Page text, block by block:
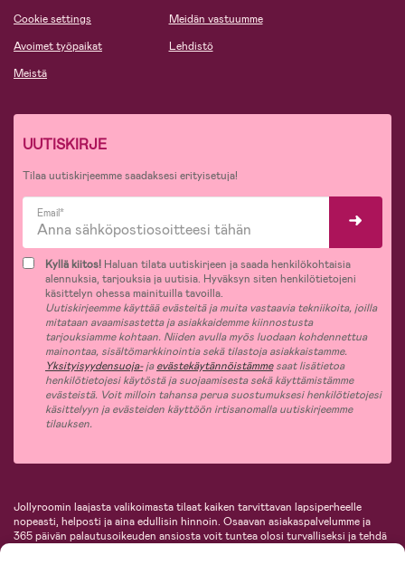
Cookie settings
Avoimet työpaikat
Meistä
Meidän vastuumme
Lehdistö
UUTISKIRJE
Tilaa uutiskirjeemme saadaksesi erityisetuja!
Email*
Kyllä kiitos! Haluan tilata uutiskirjeen ja saada henkilökohtaisia
alennuksia, tarjouksia ja uutisia. Hyväksyn siten henkilötietojeni
käsittelyn ohessa mainituilla tavoilla.
Uutiskirjeemme käyttää evästeitä ja muita vastaavia tekniikoita, joilla
mitataan avaamisastetta ja asiakkaidemme kiinnostusta
tarjouksiamme kohtaan. Niiden avulla myös luodaan kohdennettua
mainontaa, sisältömarkkinointia sekä tilastoja asiakkaistamme.
Yksityisyydensuoja-jaevästekäytännöistämmesaat lisätietoa
henkilötietojesi käytöstä ja suojaamisesta sekä käyttämistämme
evästeistä. Voit milloin tahansa perua suostumuksesi henkilötietojesi
käsittelyyn ja evästeiden käyttöön irtisanomalla uutiskirjeemme
tilauksen.
Jollyroomin laajasta valikoimasta tilaat kaiken tarvittavan lapsiperheelle
nopeasti, helposti ja aina edullisin hinnoin. Osaavan asiakaspalvelumme ja
365 päivän palautusoikeuden ansiosta voit tuntea olosi turvalliseksi ja tehdä